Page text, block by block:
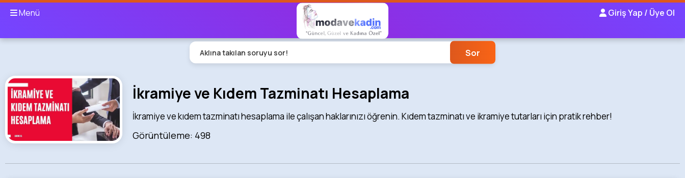
Menü Giriş Yap / Üye Ol
Aklına takılan soruyu sor! Sor
İkramiye ve Kıdem Tazminatı Hesaplama
İkramiye ve kıdem tazminatı hesaplama ile çalışan haklarınızı öğrenin. Kıdem tazminatı ve ikramiye tutarları için pratik rehber!
Görüntüleme: 498